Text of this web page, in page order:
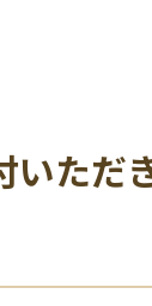
いただ